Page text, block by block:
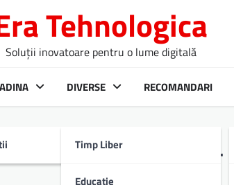
Tehnologica
Soluții inovatoare pentru o lume digitală
DIVERSE
Timp Liber
Educatie
RECOMANDARI
România în 2024